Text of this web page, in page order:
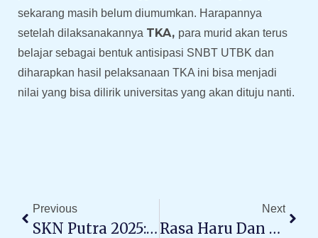
sekarang masih belum diumumkan. Harapannya
setelah dilaksanakannya TKA, para murid akan terus
belajar sebagai bentuk antisipasi SNBT UTBK dan
diharapkan hasil pelaksanaan TKA ini bisa menjadi
nilai yang bisa dilirik universitas yang akan dituju nanti.
Previous
SKN Putra 2025: Merajut Kebersamaan, Tebarkan Kebaikan!
Next
Rasa Haru Dan Khidmat Selimuti SMAIT As-Syifa Wanareja Saat Pelaksanaan Upacara Dan Drama Spesial Hari Pahlawan